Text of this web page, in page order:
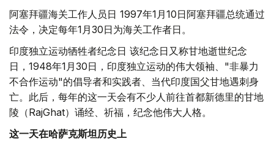
阿塞拜疆海关工作人员日 1997年1月10日阿塞拜疆总统通过
法令，决定每年1月30日为海关工作者日。
印度独立运动牺牲者纪念日 该纪念日又称甘地逝世纪念
日，1948年1月30日，印度独立运动的伟大领袖、"非暴力
不合作运动"的倡导者和实践者、当代印度国父甘地遇刺身
亡。此后，每年的这一天会有不少人前往首都新德里的甘地
陵（RajGhat）诵经、祈福，纪念他伟大人格。
这一天在哈萨克斯坦历史上